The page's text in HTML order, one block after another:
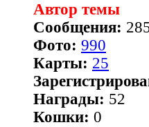
Автор темы
Сообщения:
Фото: 990
Карты: 25
Награды: 52
Кошки: 0